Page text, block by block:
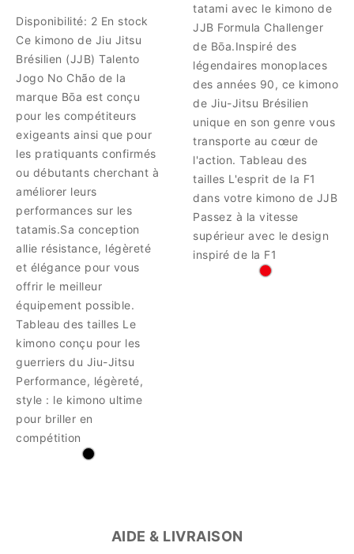
Disponibilité: 2 En stock
Ce kimono de Jiu Jitsu
Brésilien (JJB) Talento
Jogo No Chão de la
marque Bōa est conçu
pour les compétiteurs
exigeants ainsi que pour
les pratiquants confirmés
ou débutants cherchant à
améliorer leurs
performances sur les
tatamis.Sa conception
allie résistance, légèreté
et élégance pour vous
offrir le meilleur
équipement possible.
Tableau des tailles Le
kimono conçu pour les
guerriers du Jiu-Jitsu
Performance, légèreté,
style : le kimono ultime
pour briller en
compétition
tatami avec le kimono de
JJB Formula Challenger
de Bōa.Inspiré des
légendaires monoplaces
des années 90, ce kimono
de Jiu-Jitsu Brésilien
unique en son genre vous
transporte au cœur de
l'action. Tableau des
tailles L'esprit de la F1
dans votre kimono de JJB
Passez à la vitesse
supérieur avec le design
inspiré de la F1
AIDE & LIVRAISON